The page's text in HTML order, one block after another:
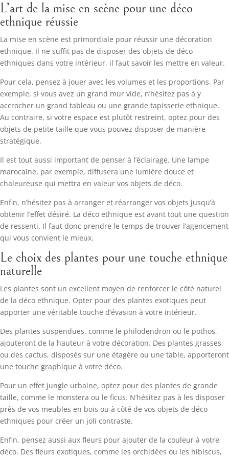
L’art de la mise en scène pour une déco
ethnique réussie
La mise en scène est primordiale pour réussir une décoration
ethnique. Il ne suffit pas de disposer des objets de déco
ethniques dans votre intérieur, il faut savoir les mettre en valeur.
Pour cela, pensez à jouer avec les volumes et les proportions. Par
exemple, si vous avez un grand mur vide, n’hésitez pas à y
accrocher un grand tableau ou une grande tapisserie ethnique.
Au contraire, si votre espace est plutôt restreint, optez pour des
objets de petite taille que vous pouvez disposer de manière
stratégique.
Il est tout aussi important de penser à l’éclairage. Une lampe
marocaine, par exemple, diffusera une lumière douce et
chaleureuse qui mettra en valeur vos objets de déco.
Enfin, n’hésitez pas à arranger et réarranger vos objets jusqu’à
obtenir l’effet désiré. La déco ethnique est avant tout une question
de ressenti. Il faut donc prendre le temps de trouver l’agencement
qui vous convient le mieux.
Le choix des plantes pour une touche ethnique
naturelle
Les plantes sont un excellent moyen de renforcer le côté naturel
de la déco ethnique. Opter pour des plantes exotiques peut
apporter une véritable touche d’évasion à votre intérieur.
Des plantes suspendues, comme le philodendron ou le pothos,
ajouteront de la hauteur à votre décoration. Des plantes grasses
ou des cactus, disposés sur une étagère ou une table, apporteront
une touche graphique à votre déco.
Pour un effet jungle urbaine, optez pour des plantes de grande
taille, comme le monstera ou le ficus. N’hésitez pas à les disposer
près de vos meubles en bois ou à côté de vos objets de déco
ethniques pour créer un joli contraste.
Enfin, pensez aussi aux fleurs pour ajouter de la couleur à votre
déco. Des fleurs exotiques, comme les orchidées ou les hibiscus,